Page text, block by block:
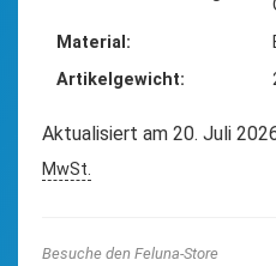
Material
Artikelgewicht
Aktualisiert am 20. Juli
MwSt.
Besuche den Feluna-Store